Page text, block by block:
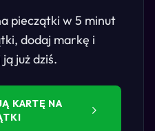
pieczątki w 5 minut
dodaj markę i
już dziś.
KARTĘ NA